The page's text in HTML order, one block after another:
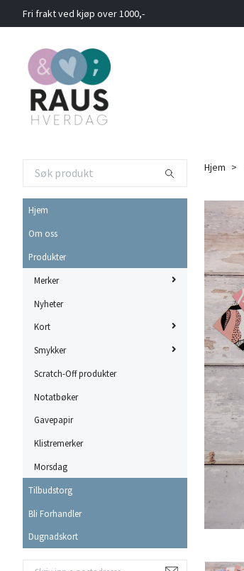
Fri frakt ved kjøp over 1000,-
Hjem
Om oss
Produkter
Merker
Nyheter
Kort
Smykker
Scratch-Off produkter
Notatbøker
Gavepapir
Klistremerker
Morsdag
Tilbudstorg
Bli Forhandler
Dugnadskort
Hjem